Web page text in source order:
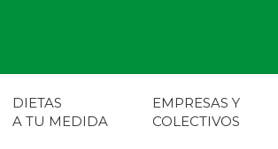
DIETAS
A TU MEDIDA
EMPRESAS Y
COLECTIVOS